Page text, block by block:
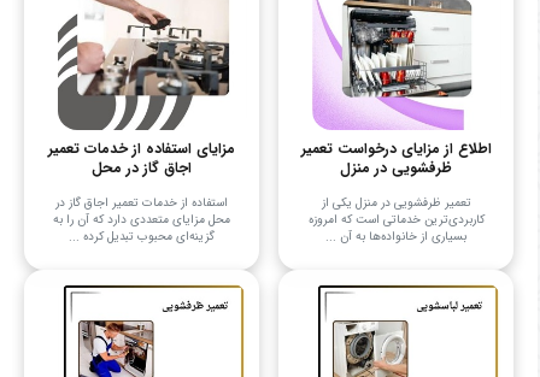
اطلاع از مزایای درخواست تعمیر
ظرفشویی در منزل
تعمیر ظرفشویی در منزل یکی از
کاربردی‌ترین خدماتی است که امروزه
بسیاری از خانواده‌ها به آن ...
مزایای استفاده از خدمات تعمیر
اجاق گاز در محل
استفاده از خدمات تعمیر اجاق گاز در
محل مزایای متعددی دارد که آن را به
گزینه‌ای محبوب تبدیل کرده ...